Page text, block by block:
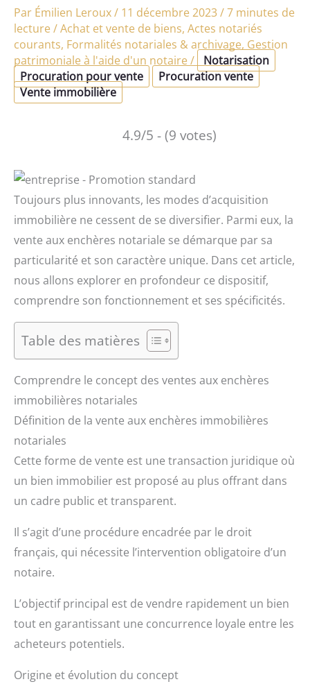
Par Émilien Leroux/ 11 décembre 2023/7 minutes de
lecture/Achat et vente de biens, Actes notariés
courants, Formalités notariales & archivage, Gestion
patrimoniale à l'aide d'un notaire/
Notarisation
Procuration pour vente
Procuration vente
Vente immobilière
4.9/5 - (9 votes)
Toujours plus innovants, les modes d’acquisition
immobilière ne cessent de se diversifier. Parmi eux, la
vente aux enchères notariale se démarque par sa
particularité et son caractère unique. Dans cet article,
nous allons explorer en profondeur ce dispositif,
comprendre son fonctionnement et ses spécificités.
Table des matières
Comprendre le concept des ventes aux enchères
immobilières notariales
Définition de la vente aux enchères immobilières
notariales
Cette forme de vente est une transaction juridique où
un bien immobilier est proposé au plus offrant dans
un cadre public et transparent.
Il s’agit d’une procédure encadrée par le droit
français, qui nécessite l’intervention obligatoire d’un
notaire.
L’objectif principal est de vendre rapidement un bien
tout en garantissant une concurrence loyale entre les
acheteurs potentiels.
Origine et évolution du concept